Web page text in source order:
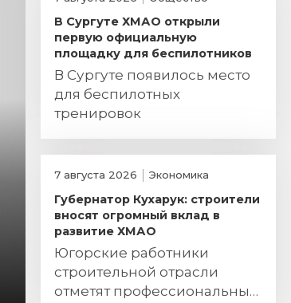
В Сургуте ХМАО открыли
первую официальную
площадку для беспилотников
В Сургуте появилось место
для беспилотных
тренировок
7 августа 2026 Экономика
Губернатор Кухарук: строители
вносят огромный вклад в
развитие ХМАО
Югорские работники
строительной отрасли
отметят профессиональный